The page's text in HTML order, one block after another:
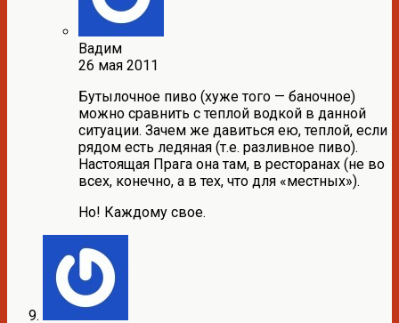
Вадим
26 мая 2011
Бутылочное пиво (хуже того — баночное)
можно сравнить с теплой водкой в данной
ситуации. Зачем же давиться ею, теплой, если
рядом есть ледяная (т.е. разливное пиво).
Настоящая Прага она там, в ресторанах (не во
всех, конечно, а в тех, что для «местных»).
Но! Каждому свое.